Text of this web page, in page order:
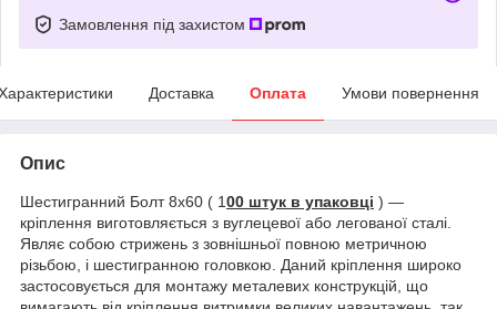
Замовлення під захистом
Доставка Оплата Умови повернення
Опис
Шестигранний Болт 8х60 ( 100 штук в упаковці ) ―
кріплення виготовляється з вуглецевої або легованої сталі.
Являє собою стрижень з зовнішньої повною метричною
різьбою, і шестигранною головкою. Даний кріплення широко
застосовується для монтажу металевих конструкцій, що